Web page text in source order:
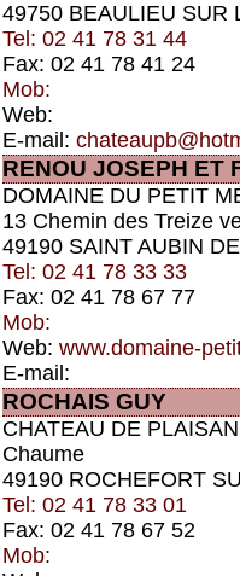
49750 BEAULIEU SUR
Tel: 02 41 78 31 44
Fax: 02 41 78 41 24
Mob:
Web:
E-mail:
RENOU JOSEPH ET
DOMAINE DU PETIT
13 Chemin des Treize
49190 SAINT AUBIN
Tel: 02 41 78 33 33
Fax: 02 41 78 67 77
Mob:
Web: www.domaine-
E-mail:
ROCHAIS GUY
CHATEAU DE
Chaume
49190 ROCHEFORT
Tel: 02 41 78 33 01
Fax: 02 41 78 67 52
Mob: